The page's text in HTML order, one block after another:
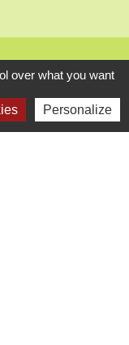
over what you want
Personalize